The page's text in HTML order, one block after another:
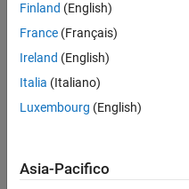
Input Arguments
expand all
str— Input string
string scalar
Output Arguments
Finland (English)
France (Français)
Ireland (English)
Italia (Italiano)
Luxembourg (English)
Asia-Pacifico